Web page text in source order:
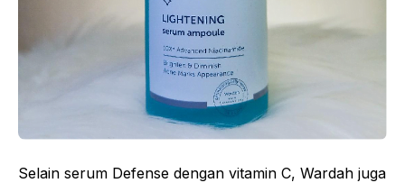
Selain serum Defense dengan vitamin C, Wardah juga